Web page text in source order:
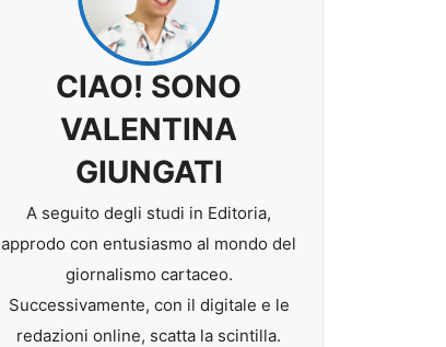
CIAO! SONO
VALENTINA
GIUNGATI
A seguito degli studi in Editoria,
approdo con entusiasmo al mondo del
giornalismo cartaceo.
Successivamente, con il digitale e le
redazioni online, scatta la scintilla.